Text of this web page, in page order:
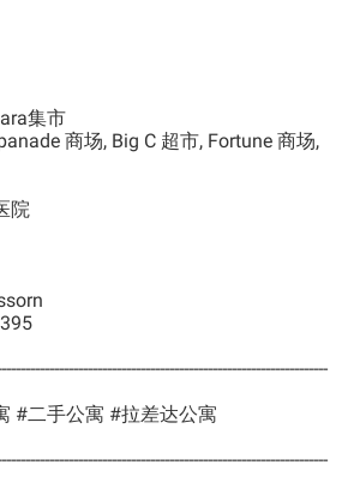
集市
商场, Big C 超市, Fortune 商场,
院
#二手公寓 #拉差达公寓